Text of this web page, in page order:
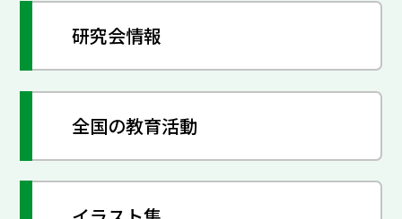
研究会情報
全国の教育活動